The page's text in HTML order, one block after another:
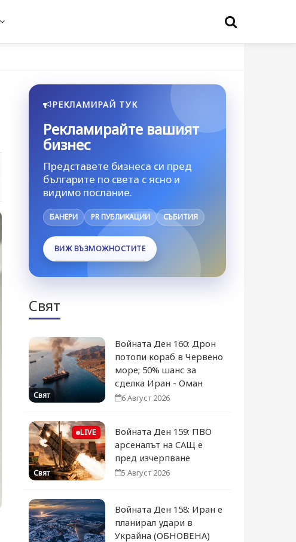
РЕКЛАМИРАЙ ТУК
Рекламирайте вашият
бизнес
Представете бизнеса си пред
българите по света с ясно и
видимо послание.
БАНЕРИ PR ПУБЛИКАЦИИ СЪБИТИЯ
ВИЖ ВЪЗМОЖНОСТИТЕ
Свят
Свят
Войната Ден 160: Дрон
потопи кораб в Червено
море; 50% шанс за
сделка Иран - Оман
6 Август 2026
LIVE
Свят
Войната Ден 159: ПВО
арсеналът на САЩ е
пред изчерпване
5 Август 2026
Войната Ден 158: Иран е
планирал удари в
Украйна (ОБНОВЕНА)